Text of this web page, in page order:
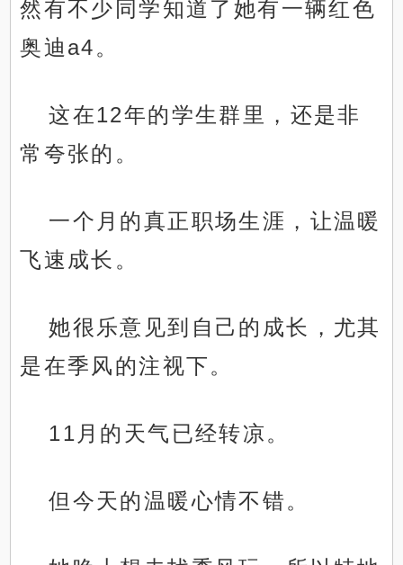
然有不少同学知道了她有一辆红色
奥迪a4。
这在12年的学生群里，还是非
常夸张的。
一个月的真正职场生涯，让温暖
飞速成长。
她很乐意见到自己的成长，尤其
是在季风的注视下。
11月的天气已经转凉。
但今天的温暖心情不错。